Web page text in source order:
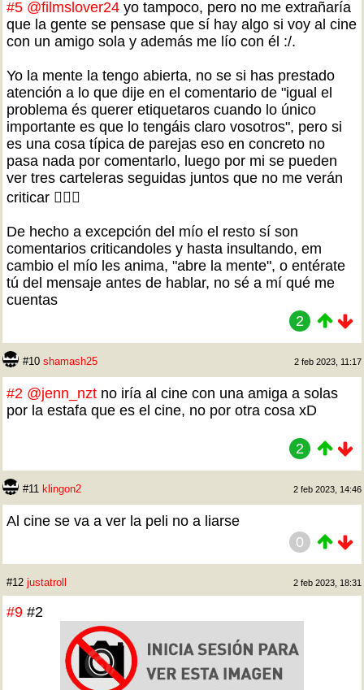
#5 @filmslover24 yo tampoco, pero no me extrañaría
que la gente se pensase que sí hay algo si voy al cine
con un amigo sola y además me lío con él :/.
Yo la mente la tengo abierta, no se si has prestado
atención a lo que dije en el comentario de "igual el
problema és querer etiquetaros cuando lo único
importante es que lo tengáis claro vosotros", pero si
es una cosa típica de parejas eso en concreto no
pasa nada por comentarlo, luego por mi se pueden
ver tres carteleras seguidas juntos que no me verán
criticar 🤷🏻‍♀️
De hecho a excepción del mío el resto sí son
comentarios criticandoles y hasta insultando, em
cambio el mío les anima, "abre la mente", o entérate
tú del mensaje antes de hablar, no sé a mí qué me
cuentas
2
#10 shamash25 2 feb 2023, 11:17
#2 @jenn_nzt no iría al cine con una amiga a solas
por la estafa que es el cine, no por otra cosa xD
2
#11 klingon2 2 feb 2023, 14:46
Al cine se va a ver la peli no a liarse
0
#12 justatroll 2 feb 2023, 18:31
#9 #2